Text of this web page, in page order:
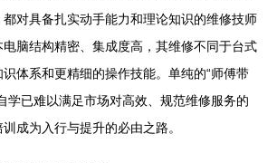
对具备扎实动手能力和理论知识的维修技师
脑结构精密、集成度高，其维修不同于台式
体系和更精细的操作技能。单纯的“师傅带
学已难以满足市场对高效、规范维修服务的
成为入行与提升的必由之路。